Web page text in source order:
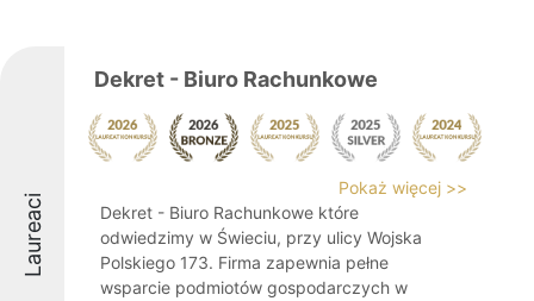
Laureaci
Dekret - Biuro Rachunkowe
Pokaż więcej >>
Dekret - Biuro Rachunkowe które
odwiedzimy w Świeciu, przy ulicy Wojska
Polskiego 173. Firma zapewnia pełne
wsparcie podmiotów gospodarczych w